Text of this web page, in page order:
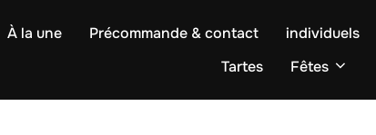
À la une Précommande & contact individuels
Tartes
Fêtes